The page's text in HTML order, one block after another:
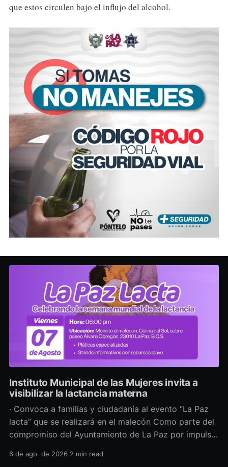
que estos circulen bajo el influjo del alcohol.
Instituto Municipal de las Mujeres invita a
visibilizar la lactancia materna
· Convoca a familias y ciudadanía al evento “La Paz
lacta” que se realizará en el malecón Como parte del
compromiso del Ayuntamiento de La Paz por impulsar
salud y los derechos de las mujeres, así como generar
6 de ago. de 2026 2 min read